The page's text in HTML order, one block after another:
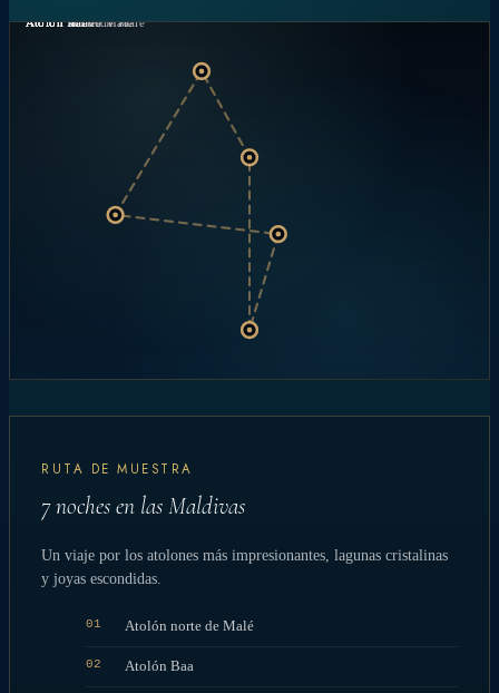
Atolón norte de Malé
Atolón Baa
Atolón Ari
Atolón Vaavu
Atolón sur de Malé
RUTA DE MUESTRA
7 noches en las Maldivas
Un viaje por los atolones más impresionantes, lagunas cristalinas
y joyas escondidas.
01 Atolón norte de Malé
02 Atolón Baa